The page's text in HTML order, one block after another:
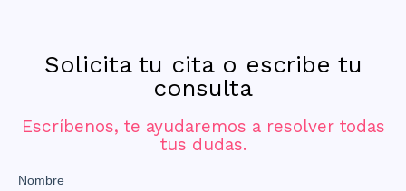
Solicita tu cita o escribe tu
consulta
Escríbenos, te ayudaremos a resolver todas
tus dudas.